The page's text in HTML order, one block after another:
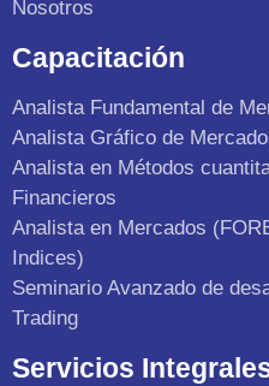
Nosotros
Capacitación
Analista Fundamental de
Analista Gráfico de
Analista en Métodos
Financieros
Analista en Mercados
Indices)
Seminario Avanzado de
Trading
Servicios